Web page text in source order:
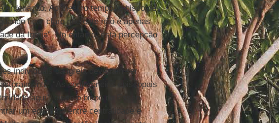
ordenação. Ao mesmo tempo, o bispo de
ficar claro que este não é apenas
da Igreja”. No entanto, esta percepção
individuais da igreja deveriam ser
“As conferências episcopais
aqui”, disse o bispo de Essen.
um equilíbrio entre centralidade e